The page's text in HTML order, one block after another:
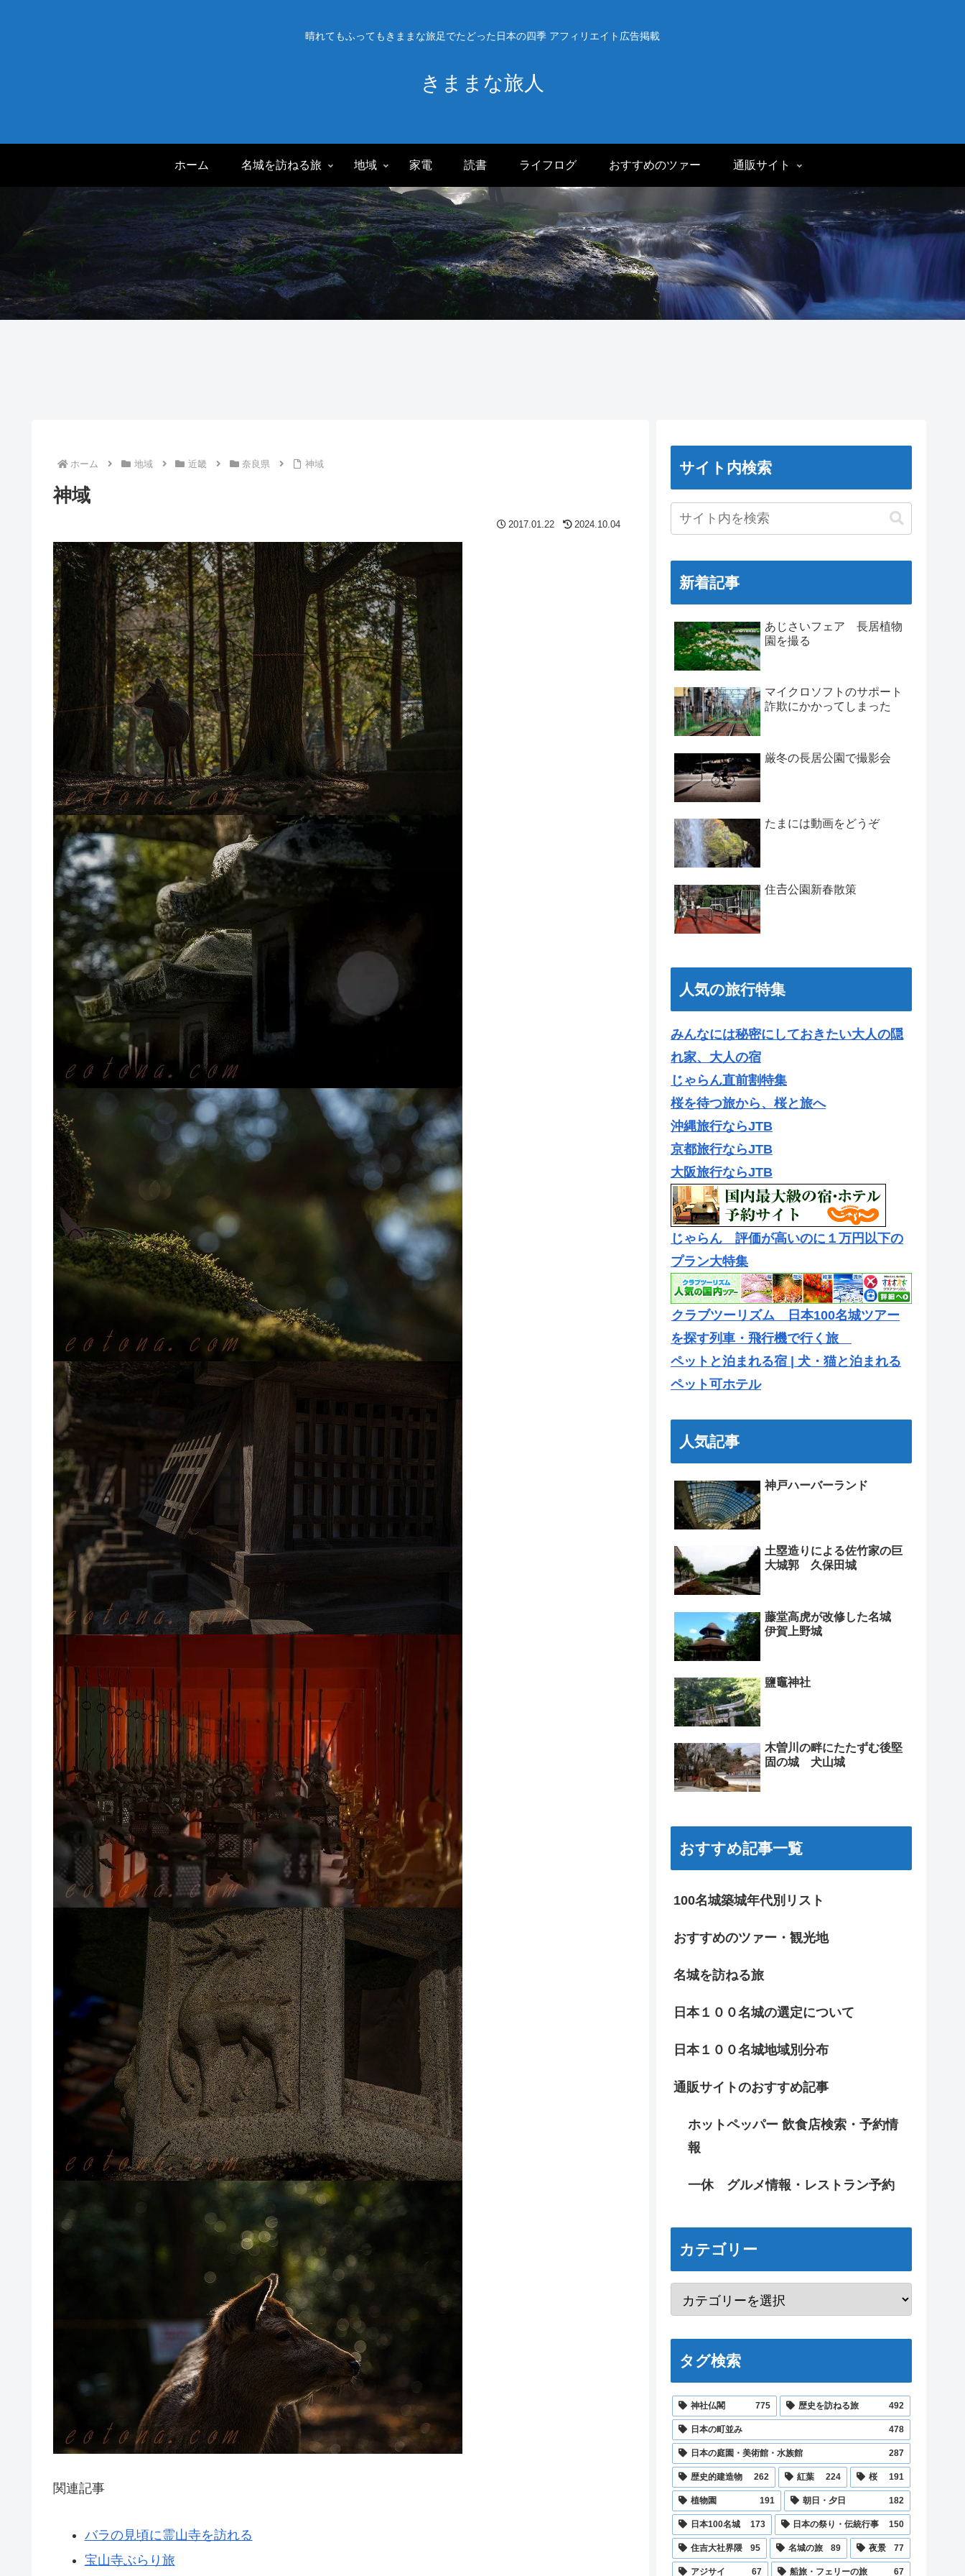
晴れてもふってもきままな旅足でたどった日本の四季 アフィリエイト広告掲載
きままな旅人
ホーム 名城を訪ねる旅 地域 家電 読書 ライフログ おすすめのツァー 通販サイト
ホーム 地域 近畿 奈良県 神域
神域
2017.01.22 2024.10.04
関連記事
バラの見頃に霊山寺を訪れる
宝山寺ぶらり旅
サイト内検索
新着記事
あじさいフェア 長居植物
園を撮る
マイクロソフトのサポート
詐欺にかかってしまった
厳冬の長居公園で撮影会
たまには動画をどうぞ
住𠮷公園新春散策
人気の旅行特集
みんなには秘密にしておきたい大人の隠
れ家、大人の宿
じゃらん直前割特集
桜を待つ旅から、桜と旅へ
沖縄旅行ならJTB
京都旅行ならJTB
大阪旅行ならJTB
じゃらん 評価が高いのに１万円以下の
プラン大特集
クラブツーリズム 日本100名城ツアー
を探す列車・飛行機で行く旅
ペットと泊まれる宿 | 犬・猫と泊まれる
ペット可ホテル
人気記事
神戸ハーバーランド
土塁造りによる佐竹家の巨
大城郭 久保田城
藤堂高虎が改修した名城
伊賀上野城
鹽竈神社
木曽川の畔にたたずむ後堅
固の城 犬山城
おすすめ記事一覧
100名城築城年代別リスト
おすすめのツァー・観光地
名城を訪ねる旅
日本１００名城の選定について
日本１００名城地域別分布
通販サイトのおすすめ記事
ホットペッパー 飲食店検索・予約情
報
一休 グルメ情報・レストラン予約
カテゴリー
タグ検索
神社仏閣 775 歴史を訪ねる旅 492
日本の町並み 478
日本の庭園・美術館・水族館 287
歴史的建造物 262 紅葉 224 桜 191
植物園 191 朝日・夕日 182
日本100名城 173 日本の祭り・伝統行事 150
住吉大社界隈 95 名城の旅 89 夜景 77
アジサイ 67 船旅・フェリーの旅 67